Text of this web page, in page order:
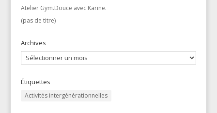
Atelier Gym.Douce avec Karine.
(pas de titre)
Archives
Archives
Étiquettes
Activités intergénérationnelles